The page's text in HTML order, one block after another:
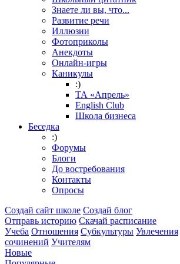
Знаете ли вы, что...
Развитие речи
Иллюзии
Фотоприколы
Анекдоты
Онлайн-игры
Каникулы
:)
ТА «Апрель»
English Club
Школа бизнеса
Беседка
:)
Форумы
Блоги
До востребования
Контакты
Опросы
Создай сайт школе Создай блог
Отправь историю Скачай расписание
Учеба Отношения Субкультуры Увлечения
сочинений Учителям
Новые